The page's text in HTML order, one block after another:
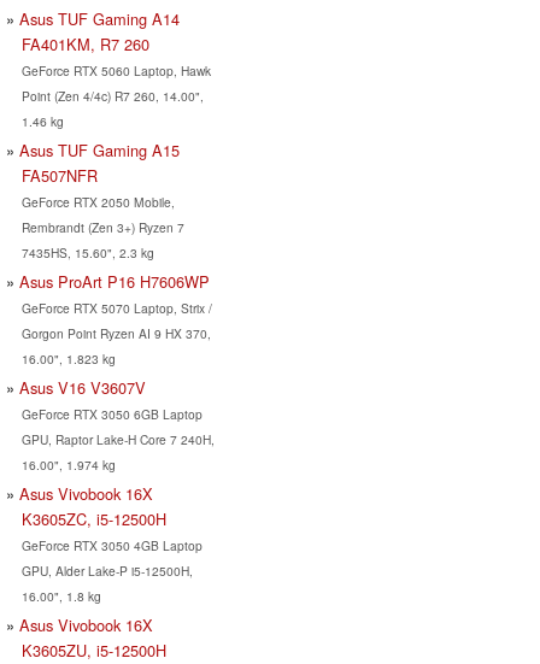
Asus TUF Gaming A14
FA401KM, R7 260
GeForce RTX 5060 Laptop, Hawk
Point (Zen 4/4c) R7 260, 14.00",
1.46 kg
Asus TUF Gaming A15
FA507NFR
GeForce RTX 2050 Mobile,
Rembrandt (Zen 3+) Ryzen 7
7435HS, 15.60", 2.3 kg
Asus ProArt P16 H7606WP
GeForce RTX 5070 Laptop, Strix /
Gorgon Point Ryzen AI 9 HX 370,
16.00", 1.823 kg
Asus V16 V3607V
GeForce RTX 3050 6GB Laptop
GPU, Raptor Lake-H Core 7 240H,
16.00", 1.974 kg
Asus Vivobook 16X
K3605ZC, i5-12500H
GeForce RTX 3050 4GB Laptop
GPU, Alder Lake-P i5-12500H,
16.00", 1.8 kg
Asus Vivobook 16X
K3605ZU, i5-12500H